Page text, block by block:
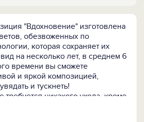
"Вдохновение" изготовлена
обезвоженных по
которая сохраняет их
на несколько лет, в среднем 6
времени вы сможете
и яркой композицией,
и тускнеть!
требуется никакого ухода, кроме
стекла. Также она может
декором для дома и офиса или